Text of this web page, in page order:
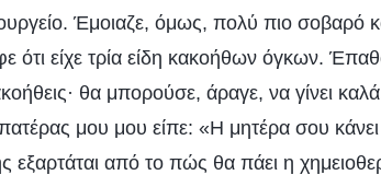
Έμοιαζε, όμως, πολύ πιο σοβαρό
ότι είχε τρία είδη κακοήθων όγκων.
θα μπορούσε, άραγε, να γίνει
μου μου είπε: «Η μητέρα σου κάνει
εξαρτάται από το πώς θα πάει η